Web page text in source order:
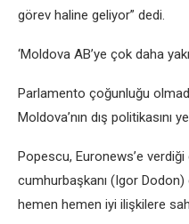
görev haline geliyor” dedi.
‘Moldova AB’ye çok daha
Parlamento çoğunluğu
Moldova’nın dış politikasını
Popescu, Euronews’e
cumhurbaşkanı (Igor Dodon)
hemen hemen iyi ilişkilere